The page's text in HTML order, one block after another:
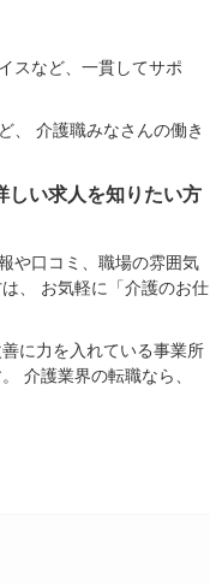
スなど、一貫してサポ
、 介護職みなさんの働き
い求人を知りたい方
や口コミ、職場の雰囲気
、 お気軽に「介護のお仕
に力を入れている事業所
介護業界の転職なら、